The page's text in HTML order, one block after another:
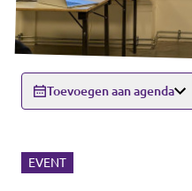
Toevoegen aan agenda
EVENT